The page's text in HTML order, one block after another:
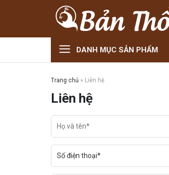
content
DANH MỤC SẢN PHẨM
Trang chủ » Liên hệ
Liên hệ